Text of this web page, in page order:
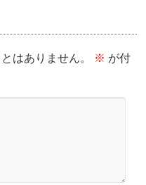
はありません。 ※ が付